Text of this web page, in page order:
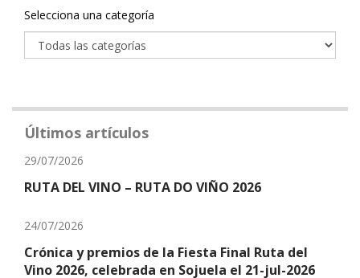
Categoría
Selecciona una categoría
Últimos artículos
29/07/2026
RUTA DEL VINO – RUTA DO VIÑO 2026
24/07/2026
Crónica y premios de la Fiesta Final Ruta del
Vino 2026, celebrada en Sojuela el 21-jul-2026